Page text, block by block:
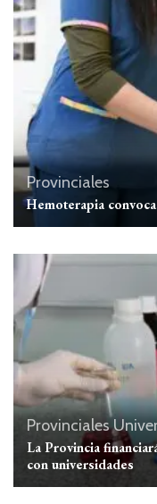
Provinciales
Hemoterapia
Provinciales
La Provincia
con universidades